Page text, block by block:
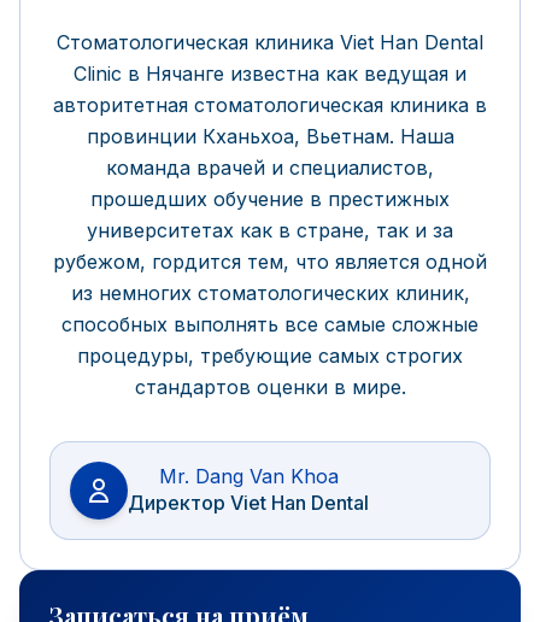
Стоматологическая клиника Viet Han Dental
Clinic в Нячанге известна как ведущая и
авторитетная стоматологическая клиника в
провинции Кханьхоа, Вьетнам. Наша
команда врачей и специалистов,
прошедших обучение в престижных
университетах как в стране, так и за
рубежом, гордится тем, что является одной
из немногих стоматологических клиник,
способных выполнять все самые сложные
процедуры, требующие самых строгих
стандартов оценки в мире.
Mr. Dang Van Khoa
Директор Viet Han Dental
Записаться на приём